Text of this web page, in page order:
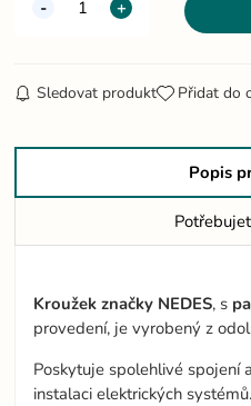
Sledovat produkt Přidat do
Popis
Kroužek značky NEDES, s
provedení, je vyrobený z
Poskytuje spolehlivé spojení
instalaci elektrických systémů.